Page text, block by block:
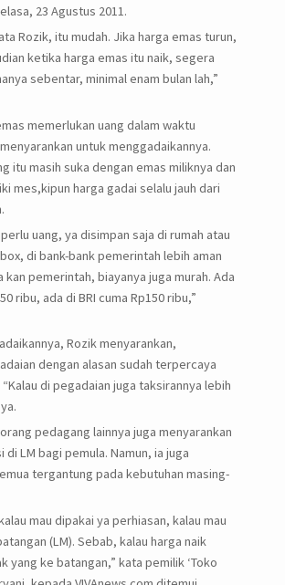
23 Agustus 2011.
Rozik, itu mudah. Jika harga emas turun,
ketika harga emas itu naik, segera
sebentar, minimal enam bulan lah,”
memerlukan uang dalam waktu
untuk menggadaikannya.
itu masih suka dengan emas miliknya dan
mes,kipun harga gadai selalu jauh dari
uang, ya disimpan saja di rumah atau
di bank-bank pemerintah lebih aman
kan pemerintah, biayanya juga murah. Ada
ribu, ada di BRI cuma Rp150 ribu,”
Rozik menyarankan,
dengan alasan sudah terpercaya
di pegadaian juga taksirannya lebih
pedagang lainnya juga menyarankan
LM bagi pemula. Namun, ia juga
tergantung pada kebutuhan masing-
mau dipakai ya perhiasan, kalau mau
(LM). Sebab, kalau harga naik
yang ke batangan,” kata pemilik ‘Toko